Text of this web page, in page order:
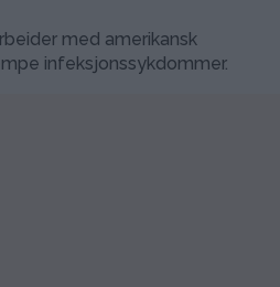
med amerikansk
infeksjonssykdommer.